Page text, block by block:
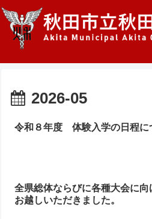
2026-05
令和８年度 体験入学の日程に
全県総体ならびに各種大会に
お越しいただきました。